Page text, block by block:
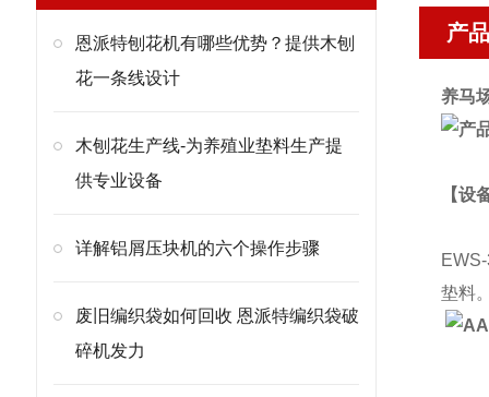
恩派特刨花机有哪些优势？提供木刨
花一条线设计
木刨花生产线-为养殖业垫料生产提
供专业设备
详解铝屑压块机的六个操作步骤
废旧编织袋如何回收 恩派特编织袋破
碎机发力
产
养马
【设
垫料